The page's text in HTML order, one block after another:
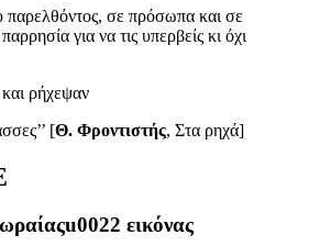
παρελθόντος, σε πρόσωπα και σε
για να τις υπερβείς κι όχι
ρήχεψαν
[Θ. Φροντιστής, Στα ρηχά]
εικόνας